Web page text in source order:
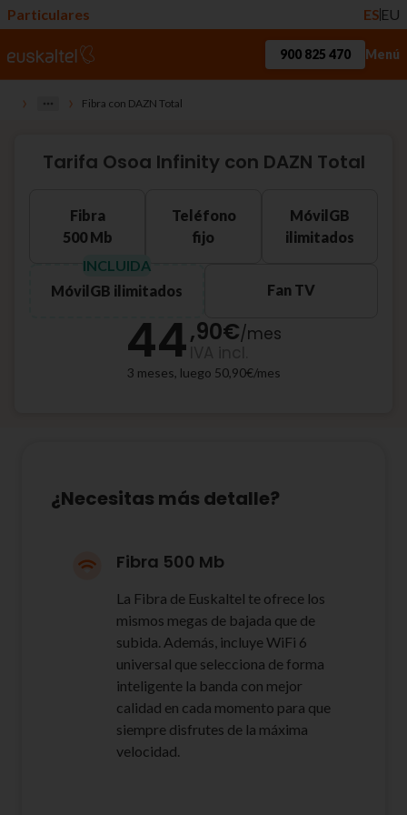
Particulares ES EU
900 825 470 Menú
› › Fibra con DAZN Total
Tarifa Osoa Infinity con DAZN Total
Fibra
500 Mb
Teléfono
fijo
MóvilGB
ilimitados
INCLUIDA
MóvilGB ilimitados Fan TV
44,90€/mes
3 meses, luego 50,90€/mes
¿Necesitas más detalle?
Fibra 500 Mb
La Fibra de Euskaltel te ofrece los
mismos megas de bajada que de
subida. Además, incluye WiFi 6
universal que selecciona de forma
inteligente la banda con mejor
calidad en cada momento para que
siempre disfrutes de la máxima
velocidad.